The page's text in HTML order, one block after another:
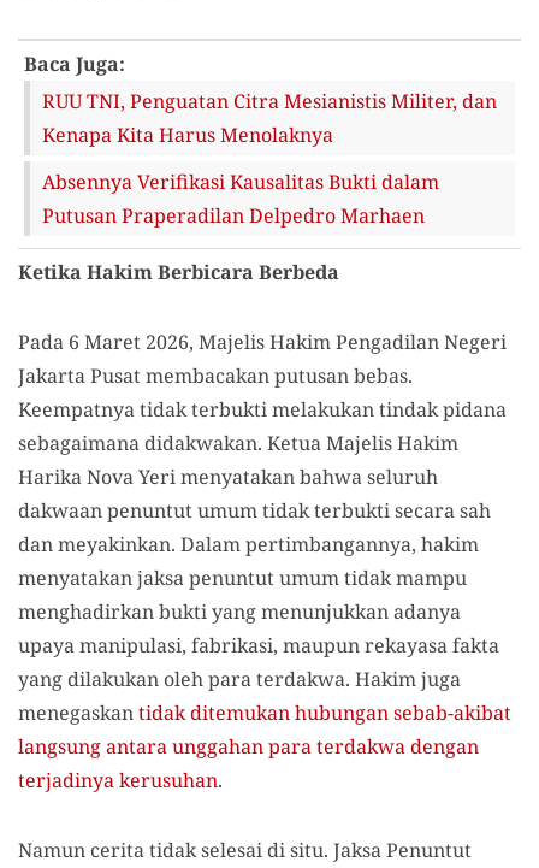
Baca Juga:
RUU TNI, Penguatan Citra Mesianistis Militer, dan
Kenapa Kita Harus Menolaknya
Absennya Verifikasi Kausalitas Bukti dalam
Putusan Praperadilan Delpedro Marhaen
Ketika Hakim Berbicara Berbeda
Pada 6 Maret 2026, Majelis Hakim Pengadilan Negeri
Jakarta Pusat membacakan putusan bebas.
Keempatnya tidak terbukti melakukan tindak pidana
sebagaimana didakwakan. Ketua Majelis Hakim
Harika Nova Yeri menyatakan bahwa seluruh
dakwaan penuntut umum tidak terbukti secara sah
dan meyakinkan. Dalam pertimbangannya, hakim
menyatakan jaksa penuntut umum tidak mampu
menghadirkan bukti yang menunjukkan adanya
upaya manipulasi, fabrikasi, maupun rekayasa fakta
yang dilakukan oleh para terdakwa. Hakim juga
menegaskantidak ditemukan hubungan sebab-akibat
langsung antara unggahan para terdakwa dengan
terjadinya kerusuhan.
Namun cerita tidak selesai di situ. Jaksa Penuntut